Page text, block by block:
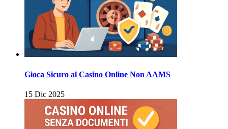
Gioca Sicuro al Casino Online Non AAMS
15 Dic 2025